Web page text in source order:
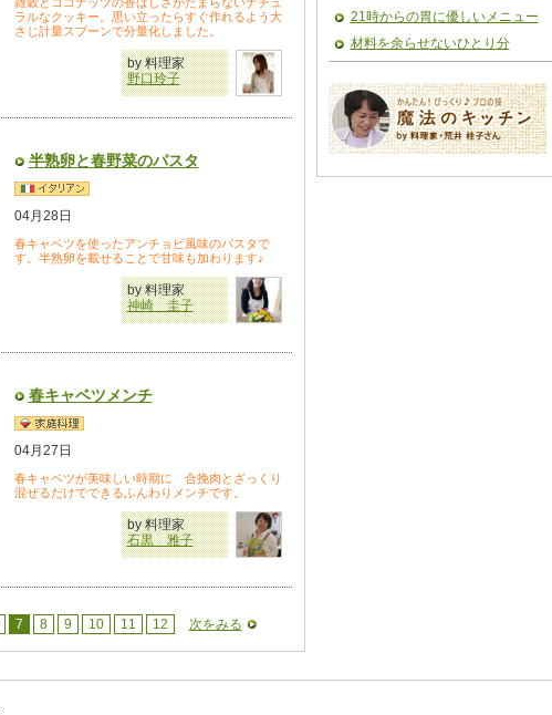
ラルなクッキー。思い立ったらすぐ作れるよう大
さじ計量スプーンで分量化しました。
by 料理家
野口玲子
半熟卵と春野菜のパスタ
04月28日
春キャベツを使ったアンチョビ風味のパスタで
す。半熟卵を載せることで甘味も加わります♪
by 料理家
神崎 圭子
春キャベツメンチ
04月27日
春キャベツが美味しい時期に 合挽肉とざっくり
混ぜるだけでできるふんわりメンチです。
by 料理家
石黒 雅子
7 8 9 10 11 12 次をみる
21時からの胃に優しいメニュー
材料を余らせないひとり分